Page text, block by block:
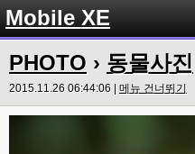
Mobile XE
PHOTO › 동물사진
2015.11.26 06:44:06 | 메뉴 건너뛰기